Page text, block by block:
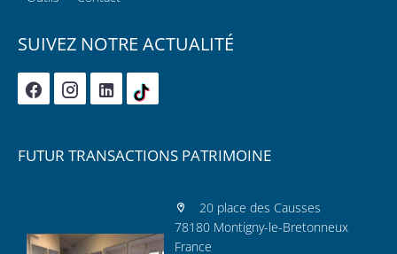
SUIVEZ NOTRE ACTUALITÉ
FUTUR TRANSACTIONS PATRIMOINE
20 place des Causses
78180 Montigny-le-Bretonneux
France